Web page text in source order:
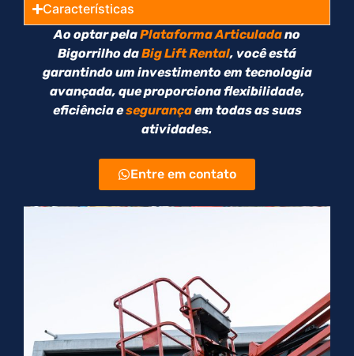
Características
Ao optar pelaPlataforma Articuladano
Bigorrilho daBig Lift Rental, você está
garantindo um investimento em tecnologia
avançada, que proporciona flexibilidade,
eficiência esegurançaem todas as suas
atividades.
Entre em contato